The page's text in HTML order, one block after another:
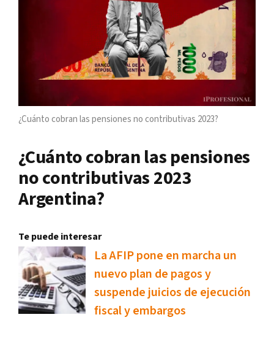
¿Cuánto cobran las pensiones no contributivas 2023?
¿Cuánto cobran las pensiones
no contributivas 2023
Argentina?
Te puede interesar
La AFIP pone en marcha un
nuevo plan de pagos y
suspende juicios de ejecución
fiscal y embargos